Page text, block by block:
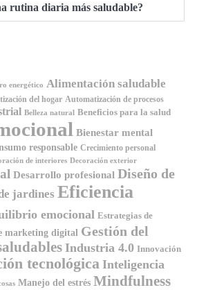
rutina diaria más saludable?
energético Alimentación saludable
del hogar Automatización de procesos
Belleza natural Beneficios para la salud
Bienestar mental
responsable Crecimiento personal
de interiores Decoración exterior
Desarrollo profesional Diseño de
jardines Eficiencia
emocional Estrategias de
marketing digital Gestión del
Industria 4.0 Innovación
tecnológica Inteligencia
Manejo del estrés Mindfulness